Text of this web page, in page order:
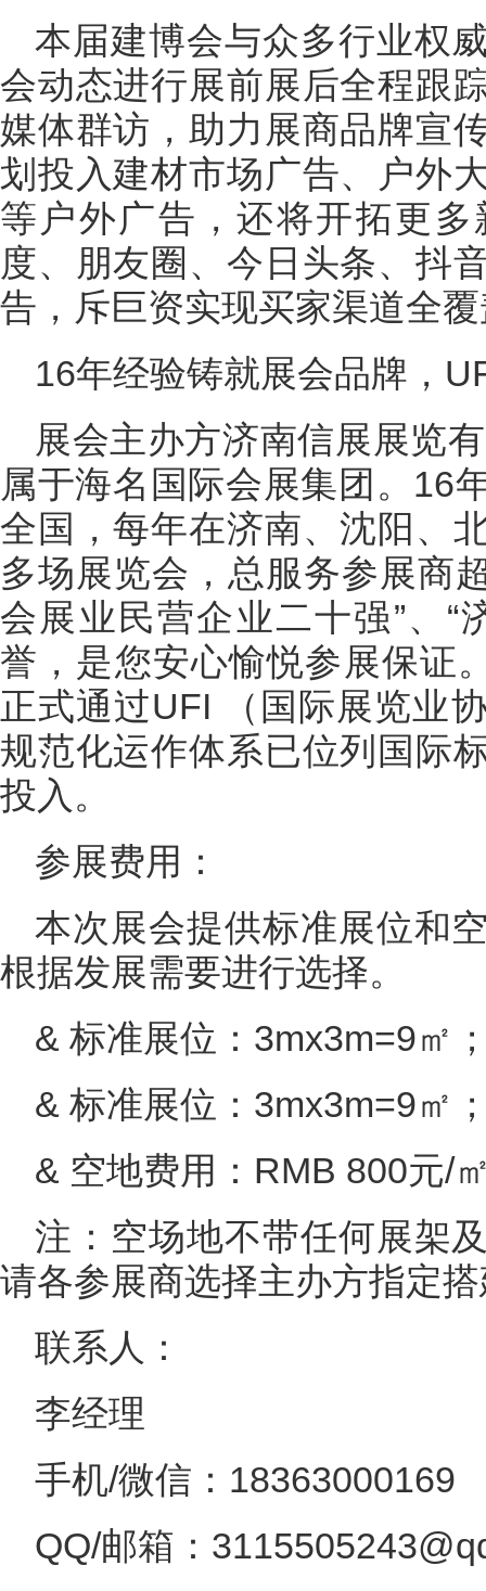
本届建博会与众多行业权
会动态进行展前展后全程跟
媒体群访，助力展商品牌宣
划投入建材市场广告、户外
等户外广告，还将开拓更
度、朋友圈、今日头条、抖
告，斥巨资实现买家渠道全
16年经验铸就展会品牌，
展会主办方济南信展展览
属于海名国际会展集团。16
全国，每年在济南、沈阳、
多场展览会，总服务参展商
会展业民营企业二十强”、“
誉，是您安心愉悦参展保证
正式通过UFI （国际展览业
规范化运作体系已位列国际
投入。
参展费用：
本次展会提供标准展位和
根据发展需要进行选择。
& 标准展位：3mx3m=9㎡
& 标准展位：3mx3m=9㎡
& 空地费用：RMB 800元/
注：空场地不带任何展架
请各参展商选择主办方指定
联系人：
李经理
手机/微信：18363000169
QQ/邮箱：